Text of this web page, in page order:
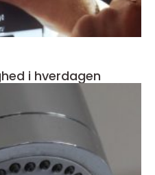
i hverdagen